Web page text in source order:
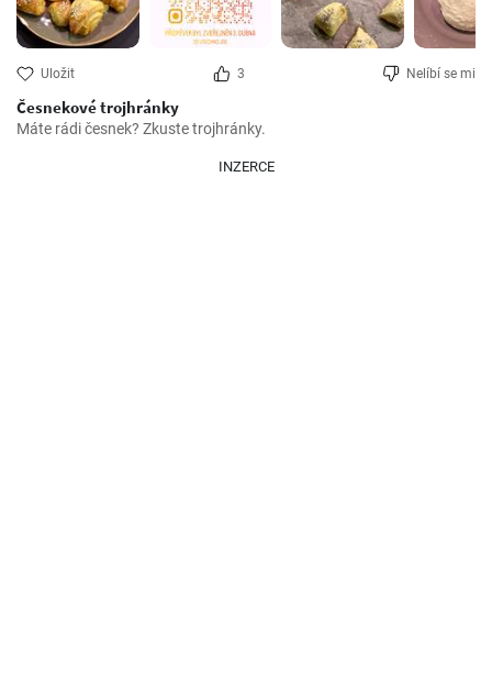
Uložit 3 Nelíbí se mi
Česnekové trojhránky
Máte rádi česnek? Zkuste trojhránky.
INZERCE